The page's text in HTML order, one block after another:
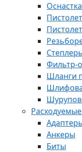
Фильтр-
Шланги
Анкеры
Биты